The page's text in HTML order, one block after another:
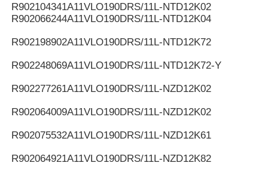
R902104341A11VLO190DRS/11L-NTD12K02
R902066244A11VLO190DRS/11L-NTD12K04
R902198902A11VLO190DRS/11L-NTD12K72
R902248069A11VLO190DRS/11L-NTD12K72-Y
R902277261A11VLO190DRS/11L-NZD12K02
R902064009A11VLO190DRS/11L-NZD12K02
R902075532A11VLO190DRS/11L-NZD12K61
R902064921A11VLO190DRS/11L-NZD12K82